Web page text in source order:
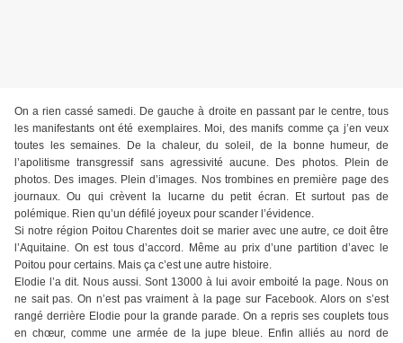
On a rien cassé samedi. De gauche à droite en passant par le centre, tous
les manifestants ont été exemplaires. Moi, des manifs comme ça j’en veux
toutes les semaines. De la chaleur, du soleil, de la bonne humeur, de
l’apolitisme transgressif sans agressivité aucune. Des photos. Plein de
photos. Des images. Plein d’images. Nos trombines en première page des
journaux. Ou qui crèvent la lucarne du petit écran. Et surtout pas de
polémique. Rien qu’un défilé joyeux pour scander l’évidence.
Si notre région Poitou Charentes doit se marier avec une autre, ce doit être
l’Aquitaine. On est tous d’accord. Même au prix d’une partition d’avec le
Poitou pour certains. Mais ça c’est une autre histoire.
Elodie l’a dit. Nous aussi. Sont 13000 à lui avoir emboité la page. Nous on
ne sait pas. On n’est pas vraiment à la page sur Facebook. Alors on s’est
rangé derrière Elodie pour la grande parade. On a repris ses couplets tous
en chœur, comme une armée de la jupe bleue. Enfin alliés au nord de